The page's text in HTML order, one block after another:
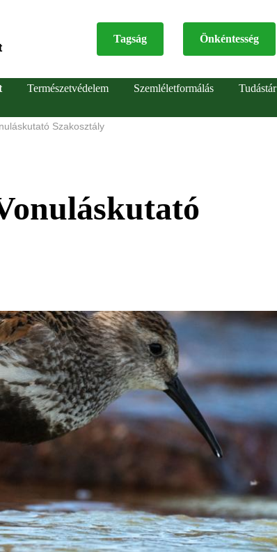
Top
Tagság Önkéntesség
Természetvédelem Szemléletformálás
Tudástár
Szakosztály